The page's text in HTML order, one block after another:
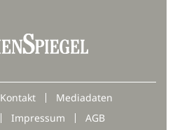
Kontakt
Mediadaten
Impressum AGB